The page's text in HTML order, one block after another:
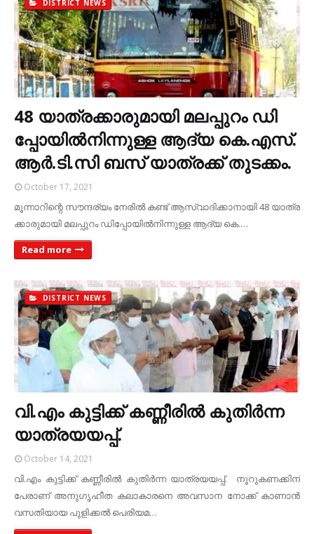
DISTRICT NEWS
48 യാ​ത്ര​ക്കാ​രു​മാ​യി മ​ല​പ്പു​റം ഡി​
പ്പോ​യി​ല്‍നി​ന്നു​ള്ള ആ​ദ്യ കെ.​എ​സ്.​
ആ​ര്‍.​ടി.​സി ബ​സ് യാ​ത്ര​ക്ക് തു​ട​ക്കം.
October 17, 2021
മൂ​ന്നാ​റി​ന്റെ സൗ​ന്ദ​ര്യം നേ​രി​ല്‍ ക​ണ്ട് ആ​സ്വാ​ദി​ക്കാ​നാ​യി 48 യാ​ത്ര​
ക്കാ​രു​മാ​യി മ​ല​പ്പു​റം ഡി​പ്പോ​യി​ല്‍നി​ന്നു​ള്ള ആ​ദ്യ കെ.…
Read more
DISTRICT NEWS
വി.എം കുട്ടിക്ക് കണ്ണീരില്‍ കുതിര്‍ന്ന
യാത്രയയപ്പ്.
October 14, 2021
വി.എം കുട്ടിക്ക് കണ്ണീരില്‍ കുതിര്‍ന്ന യാത്രയയപ്പ്. നൂറുകണക്കിന്
പേരാണ് അനുഗൃഹീത കലാകാരനെ അവസാന നോക്ക് കാണാന്‍
വസതിയായ പുളിക്കല്‍ പെരിയമ…